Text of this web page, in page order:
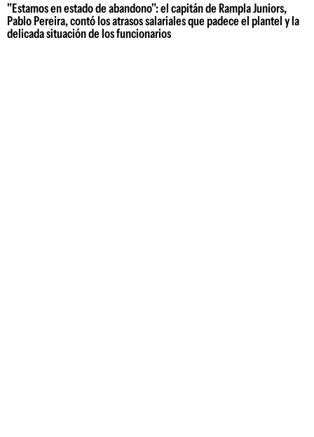
"Estamos en estado de abandono": el capitán de Rampla Juniors,
Pablo Pereira, contó los atrasos salariales que padece el plantel y la
delicada situación de los funcionarios